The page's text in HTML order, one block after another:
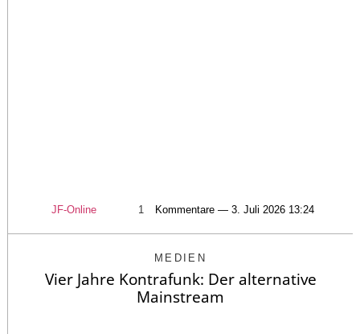
JF-Online 1 Kommentare — 3. Juli 2026 13:24
MEDIEN
Vier Jahre Kontrafunk: Der alternative
Mainstream